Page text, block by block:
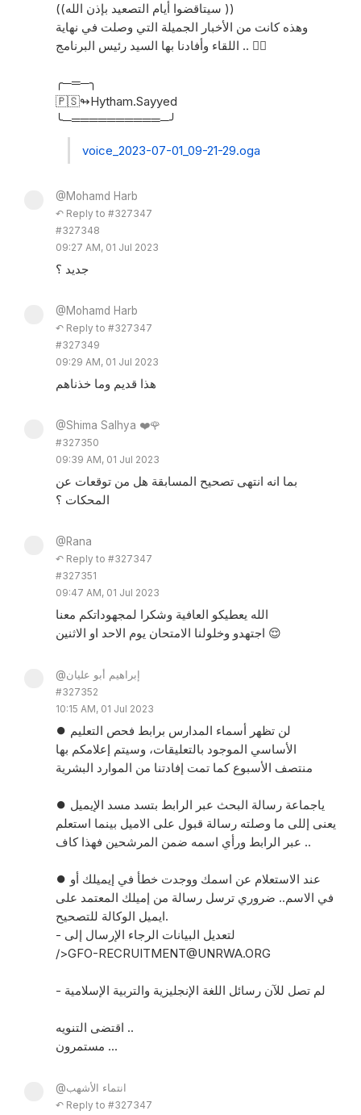
((سيتاقضوا أيام التصعيد بإذن الله ))
وهذه كانت من الأخبار الجميلة التي وصلت في نهاية
اللقاء وأفادنا بها السيد رئيس البرنامج .. 👌🏼
╭─═─╮
🇵🇸↬Hytham.Sayyed
╰─══════════─╯
voice_2023-07-01_09-21-29.oga
@Mohamd Harb
↶ Reply to #327347
#327348
09:27 AM, 01 Jul 2023
جديد ؟
@Mohamd Harb
↶ Reply to #327347
#327349
09:29 AM, 01 Jul 2023
هذا قديم وما خذناهم
@Shima Salhya ❤️🌹
#327350
09:39 AM, 01 Jul 2023
بما انه انتهى تصحيح المسابقة هل من توقعات عن
المحكات ؟
@Rana
↶ Reply to #327347
#327351
09:47 AM, 01 Jul 2023
الله يعطيكو العافية وشكرا لمجهوداتكم معنا
اجتهدو وخلولنا الامتحان يوم الاحد او الاثنين 😌
@إبراهيم أبو عليان
#327352
10:15 AM, 01 Jul 2023
⏺ لن تظهر أسماء المدارس برابط فحص التعليم
الأساسي الموجود بالتعليقات، وسيتم إعلامكم بها
منتصف الأسبوع كما تمت إفادتنا من الموارد البشرية
⏺ ياجماعة رسالة البحث عبر الرابط بتسد مسد الإيميل
يعنى إللى ما وصلته رسالة قبول على الاميل بينما استعلم
عبر الرابط ورأي اسمه ضمن المرشحين فهذا كاف ..
⏺ عند الاستعلام عن اسمك ووجدت خطأ في إيميلك أو
في الاسم.. ضروري ترسل رسالة من إميلك المعتمد على
ايميل الوكالة للتصحيح.
- لتعديل البيانات الرجاء الإرسال إلى
/>GFO-RECRUITMENT@UNRWA.ORG
- لم تصل للآن رسائل اللغة الإنجليزية والتربية الإسلامية
اقتضى التنويه ..
مستمرون ...
@انتماء الأشهب
↶ Reply to #327347